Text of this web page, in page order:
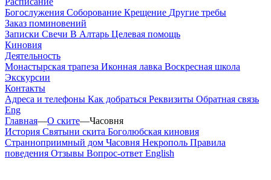
Богослужения Соборование Крещение Другие требы
Заказ поминовений
Записки Свечи В Алтарь Целевая помощь
Киновия
Деятельность
Монастырская трапеза Иконная лавка Воскресная школа
Экскурсии
Контакты
Адреса и телефоны Как добраться Реквизиты Обратная связь
Eng
Главная—О ските—Часовня
История Святыни скита Боголюбская киновия
Странноприимный дом Часовня Некрополь Правила
поведения Отзывы Вопрос-ответ English